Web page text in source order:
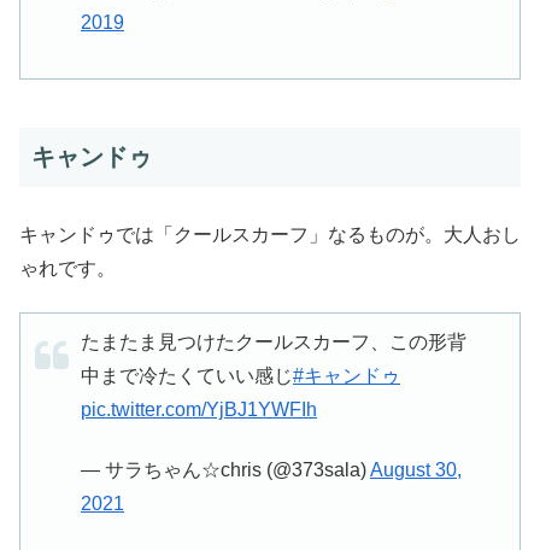
2019
キャンドゥ
キャンドゥでは「クールスカーフ」なるものが。大人おし
ゃれです。
たまたま見つけたクールスカーフ、この形背
中まで冷たくていい感じ#キャンドゥ
pic.twitter.com/YjBJ1YWFIh
— サラちゃん☆chris (@373sala)August 30,
2021